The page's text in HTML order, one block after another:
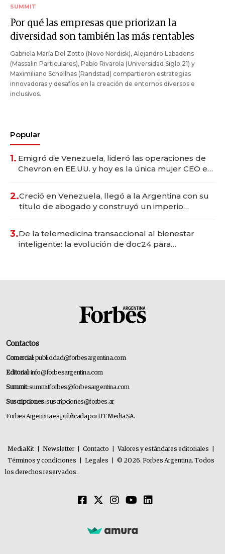
SUMMIT
Por qué las empresas que priorizan la
diversidad son también las más rentables
Gabriela María Del Zotto (Novo Nordisk), Alejandro Labadens
(Massalin Particulares), Pablo Rivarola (Universidad Siglo 21) y
Maximiliano Schellhas (Randstad) compartieron estrategias
innovadoras y desafíos en la creación de entornos diversos e
inclusivos.
Popular
1. Emigró de Venezuela, lideró las operaciones de
Chevron en EE.UU. y hoy es la única mujer CEO en
2.Creció en Venezuela, llegó a la Argentina con su
título de abogado y construyó un imperio
3.De la telemedicina transaccional al bienestar
inteligente: la evolución de doc24 para
Contactos
Comercial:publicidad@forbesargentina.com
Editorial:info@forbesargentina.com
Summit:summitforbes@forbesargentina.com
Suscripciones:suscripciones@forbes.ar
Forbes Argentina es publicada por HT Media SA.
MediaKit Newsletter Contacto Valores y estándares editoriales
Términos y condiciones
Legales
© 2026. Forbes Argentina. Todos
los derechos reservados.